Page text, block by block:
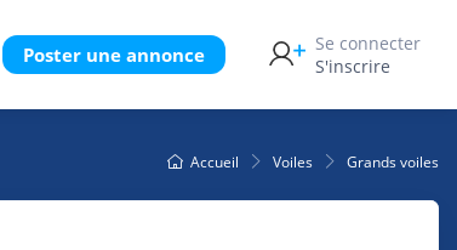
Poster une annonce
Se connecter
S'inscrire
Accueil Voiles Grands voiles